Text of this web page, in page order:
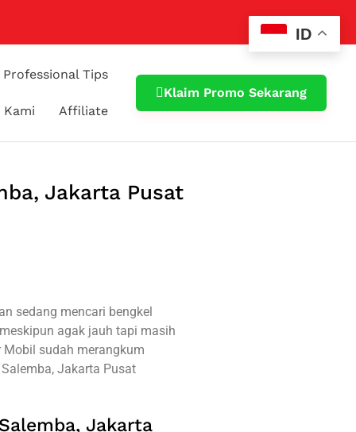
Professional Tips
Kami Affiliate
Klaim Promo Sekarang
Jakarta Pusat
sedang mencari bengkel
agak jauh tapi masih
sudah merangkum
Jakarta Pusat
Jakarta
ID